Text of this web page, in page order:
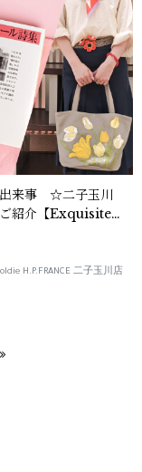
出来事 ☆二子玉川
紹介【Exquisite
ィジット・ジェ
H.P.FRANCE 二子玉川店